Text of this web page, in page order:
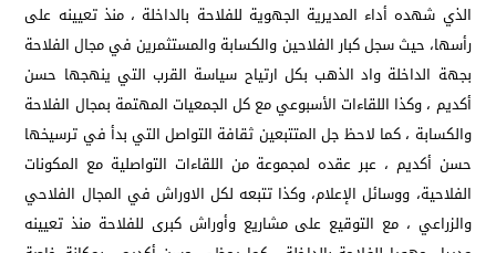
الذي شهده أداء المديرية الجهوية للفلاحة بالداخلة ، منذ تعيينه على
رأسها، حيث سجل كبار الفلاحين والكسابة والمستثمرين في مجال الفلاحة
بجهة الداخلة واد الذهب بكل ارتياح سياسة القرب التي ينهجها حسن
أكديم ، وكذا اللقاءات الأسبوعي مع كل الجمعيات المهتمة بمجال الفلاحة
والكسابة ، كما لاحظ جل المتتبعين ثقافة التواصل التي بدأ في ترسيخها
حسن أكديم ، عبر عقده لمجموعة من اللقاءات التواصلية مع المكونات
الفلاحية، ووسائل الإعلام، وكذا تتبعه لكل الاوراش في المجال الفلاحي
والزراعي ، مع التوقيع على مشاريع وأوراش كبرى للفلاحة منذ تعيينه